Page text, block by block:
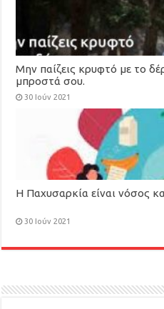
Μην παίζεις κρυφτό με το
μπροστά σου.
30 Ιούν 2021
Η Παχυσαρκία είναι νόσος
30 Ιούν 2021